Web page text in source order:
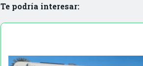
Te podría interesar: